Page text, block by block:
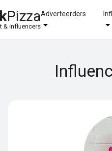
Pizza
& influencers
Adverteerders